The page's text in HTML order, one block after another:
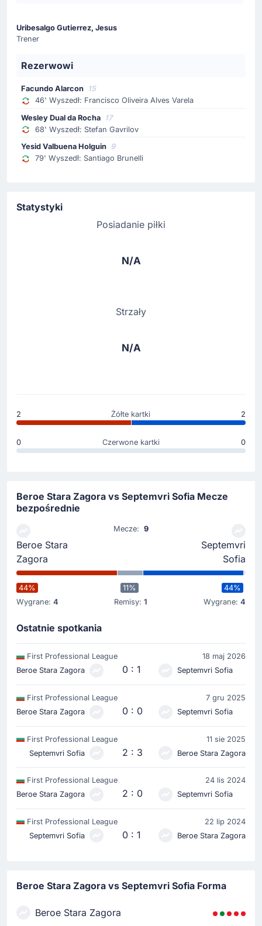
Uribesalgo Gutierrez, Jesus
Trener
Rezerwowi
Facundo Alarcon 15
46' Wyszedł: Francisco Oliveira Alves Varela
Wesley Dual da Rocha 17
68' Wyszedł: Stefan Gavrilov
Yesid Valbuena Holguin 9
79' Wyszedł: Santiago Brunelli
Statystyki
Posiadanie piłki
N/A
Strzały
N/A
2 Żółte kartki 2
0 Czerwone kartki 0
Beroe Stara Zagora vs Septemvri Sofia Mecze
bezpośrednie
Beroe Stara
Zagora
Mecze: 9
Septemvri
Sofia
44%
Wygrane: 4
11%
Remisy:1
44%
Wygrane: 4
Ostatnie spotkania
First Professional League
18 maj 2026
Beroe Stara Zagora
0 : 1 Septemvri Sofia
First Professional League
7 gru 2025
Beroe Stara Zagora
0 : 0 Septemvri Sofia
First Professional League
11 sie 2025
Septemvri Sofia
2 : 3 Beroe Stara Zagora
First Professional League
24 lis 2024
Beroe Stara Zagora
2 : 0 Septemvri Sofia
First Professional League
22 lip 2024
Septemvri Sofia
0 : 1 Beroe Stara Zagora
Beroe Stara Zagora vs Septemvri Sofia Forma
Beroe Stara Zagora